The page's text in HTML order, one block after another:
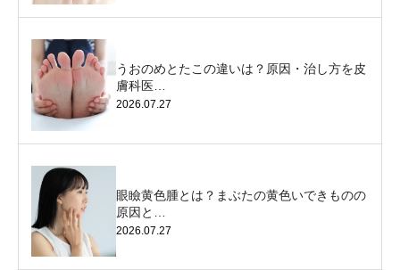
うおのめとたこの違いは？原因・治し方を皮
膚科医…
2026.07.27
眼瞼黄色腫とは？まぶたの黄色いできものの
原因と…
2026.07.27